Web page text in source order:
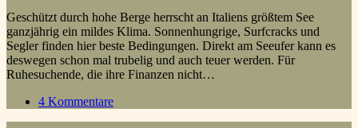
Geschützt durch hohe Berge herrscht an Italiens größtem See
ganzjährig ein mildes Klima. Sonnenhungrige, Surfcracks und
Segler finden hier beste Bedingungen. Direkt am Seeufer kann es
deswegen schon mal trubelig und auch teuer werden. Für
Ruhesuchende, die ihre Finanzen nicht…
4 Kommentare